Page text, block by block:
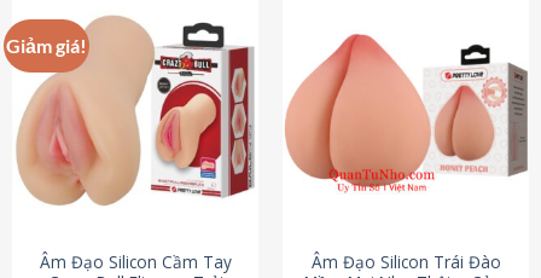
Giảm giá!
Âm Đạo Silicon Cầm Tay
Âm Đạo Silicon Trái Đào